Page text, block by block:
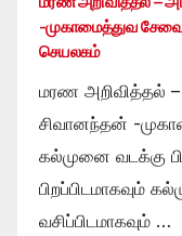
-முகாமைத்துவ
செயலகம்
மரண அறிவித்தல் –
சிவானந்தன் -
கல்முனை வடக்கு
வசிப்பிடமாகவும் …